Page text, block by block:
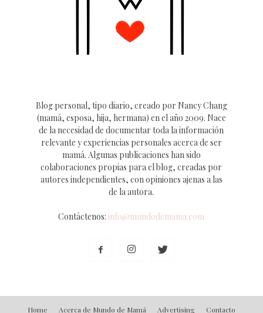
Blog personal, tipo diario, creado por Nancy Chang
(mamá, esposa, hija, hermana) en el año 2009. Nace
de la necesidad de documentar toda la información
relevante y experiencias personales acerca de ser
mamá. Algunas publicaciones han sido
colaboraciones propias para el blog, creadas por
autores independientes, con opiniones ajenas a las
de la autora.
Contáctenos:info@mundodemama.com
Home Acerca de Mundo de Mamá Advertising Contacto